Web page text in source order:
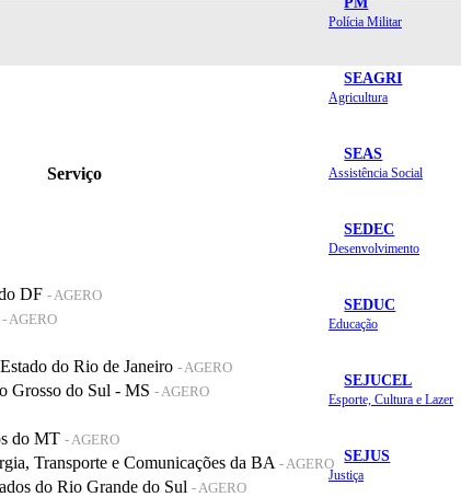
Polícia Militar
SEAGRI
Agricultura
SEAS
Assistência Social
SEDEC
Desenvolvimento
SEDUC
Educação
SEJUCEL
Esporte, Cultura e Lazer
SEJUS
Justiça
Serviço
DF - AGERO
- AGERO
do Rio de Janeiro - AGERO
Grosso do Sul - MS - AGERO
do MT - AGERO
Transporte e Comunicações da BA - AGERO
do Rio Grande do Sul - AGERO